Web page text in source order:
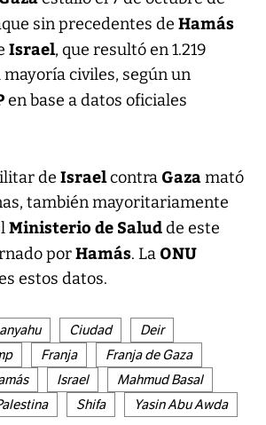
sin precedentes de Hamás
Israel, que resultó en 1.219
civiles, según un
en base a datos oficiales
de Israelcontra Gazamató
también mayoritariamente
Ministerio de Saludde este
porHamás. La ONU
estos datos.
Ciudad
Deir
Franja
Franja de Gaza
Israel
Mahmud Basal
Shifa Yasin Abu Awda